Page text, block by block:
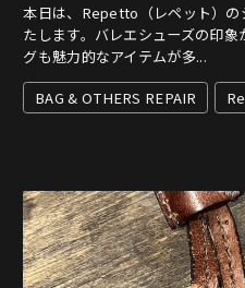
本日は、Repetto（レペット）
たします。バレエシューズの印
グも魅力的なアイテムが多...
BAG & OTHERS REPAIR